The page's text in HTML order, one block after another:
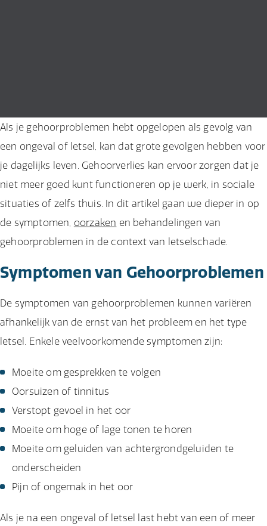
Als je gehoorproblemen hebt opgelopen als gevolg van
een ongeval of letsel, kan dat grote gevolgen hebben voor
je dagelijks leven. Gehoorverlies kan ervoor zorgen dat je
niet meer goed kunt functioneren op je werk, in sociale
situaties of zelfs thuis. In dit artikel gaan we dieper in op
de symptomen, oorzaken en behandelingen van
gehoorproblemen in de context van letselschade.
Symptomen van Gehoorproblemen
De symptomen van gehoorproblemen kunnen variëren
afhankelijk van de ernst van het probleem en het type
letsel. Enkele veelvoorkomende symptomen zijn:
Moeite om gesprekken te volgen
Oorsuizen of tinnitus
Verstopt gevoel in het oor
Moeite om hoge of lage tonen te horen
Moeite om geluiden van achtergrondgeluiden te
onderscheiden
Pijn of ongemak in het oor
Als je na een ongeval of letsel last hebt van een of meer